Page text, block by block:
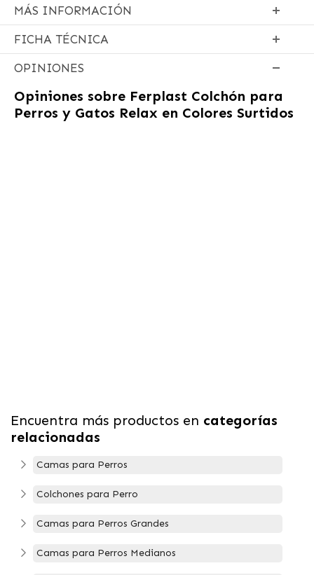
MÁS INFORMACIÓN
FICHA TÉCNICA
OPINIONES
Opiniones sobre Ferplast Colchón para
Perros y Gatos Relax en Colores Surtidos
Encuentra más productos en categorías
relacionadas
Camas para Perros
Colchones para Perro
Camas para Perros Grandes
Camas para Perros Medianos